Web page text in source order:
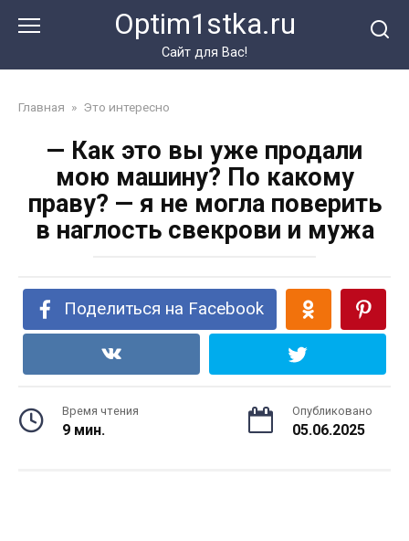
Optim1stka.ru
Сайт для Вас!
Главная » Это интересно
— Как это вы уже продали
мою машину? По какому
праву? — я не могла поверить
в наглость свекрови и мужа
Поделиться на Facebook
Время чтения
9 мин.
Опубликовано
05.06.2025